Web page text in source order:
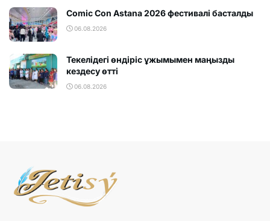
Comic Con Astana 2026 фестивалi басталды
06.08.2026
Текелідегі өндіріс ұжымымен маңызды
кездесу өтті
06.08.2026